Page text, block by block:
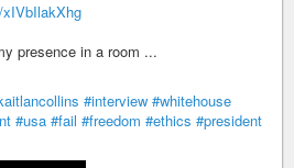
presence in a room ...
#interview #whitehouse
#usa #fail #freedom #ethics #president